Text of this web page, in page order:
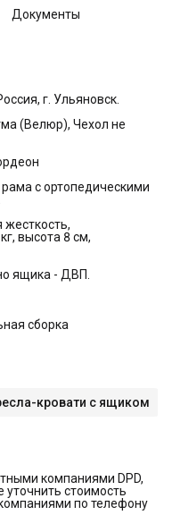
Документы
г. Ульяновск.
(Велюр), Чехол не
с ортопедическими
высота 8 см,
ящика - ДВП.
сборка
кровати с ящиком
компаниями DPD,
стоимость
по телефону